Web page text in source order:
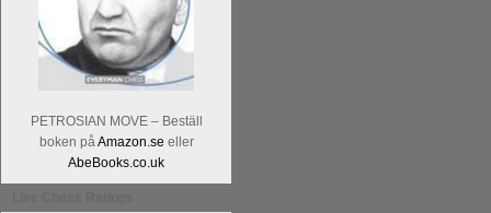
PETROSIAN MOVE – Beställ
boken påAmazon.se eller
AbeBooks.co.uk